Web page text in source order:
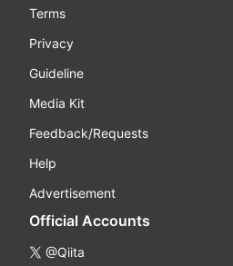
Terms
Privacy
Guideline
Media Kit
Feedback/Requests
Help
Advertisement
Official Accounts
@Qiita